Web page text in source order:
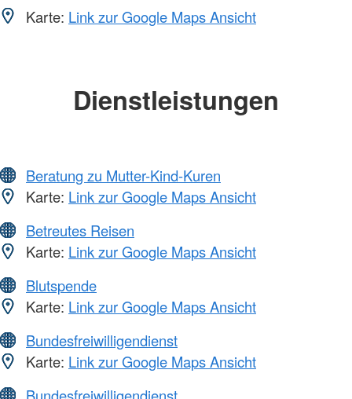
Karte: Link zur Google Maps Ansicht
Dienstleistungen
Beratung zu Mutter-Kind-Kuren
Karte: Link zur Google Maps Ansicht
Betreutes Reisen
Karte: Link zur Google Maps Ansicht
Blutspende
Karte: Link zur Google Maps Ansicht
Bundesfreiwilligendienst
Karte: Link zur Google Maps Ansicht